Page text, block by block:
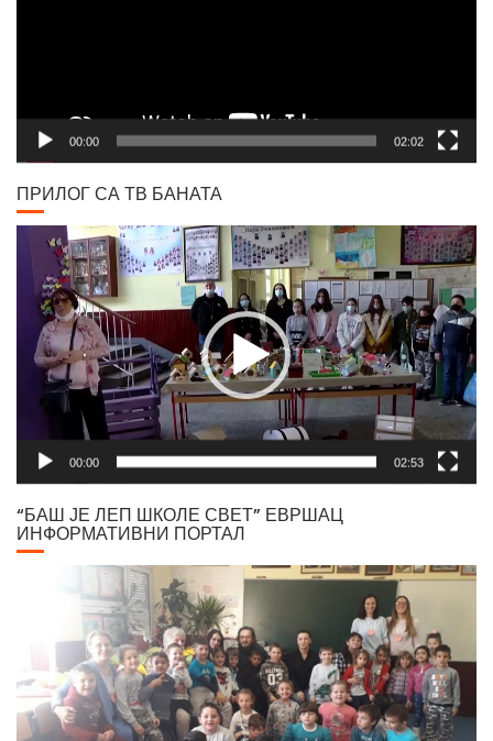
00:00 02:02
ПРИЛОГ СА ТВ БАНАТА
Video
00:00 02:53
“БАШ ЈЕ ЛЕП ШКОЛЕ СВЕТ” ЕВРШАЦ
ИНФОРМАТИВНИ ПОРТАЛ